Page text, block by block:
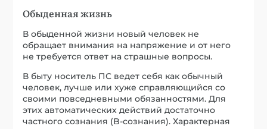
Обыденная жизнь
В обыденной жизни новый человек не
обращает внимания на напряжение и от него
не требуется ответ на страшные вопросы.
В быту носитель ПС ведет себя как обычный
человек, лучше или хуже справляющийся со
своими повседневными обязанностями. Для
этих автоматических действий достаточно
частного сознания (B-сознания). Характерная